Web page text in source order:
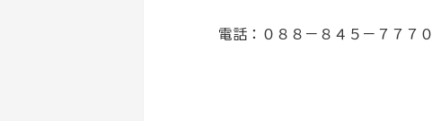
電話：０８８－８４５－７７７０